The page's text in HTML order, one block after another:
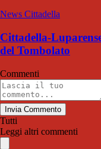
News Cittadella
Cittadella-
del Tombolato
Commenti
Invia Commento
Tutti
Leggi altri commenti